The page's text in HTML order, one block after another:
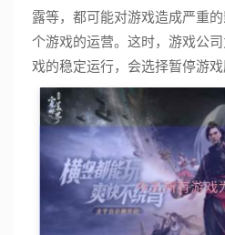
露等，都可能对游戏造成严重
个游戏的运营。这时，游戏公
戏的稳定运行，会选择暂停游戏